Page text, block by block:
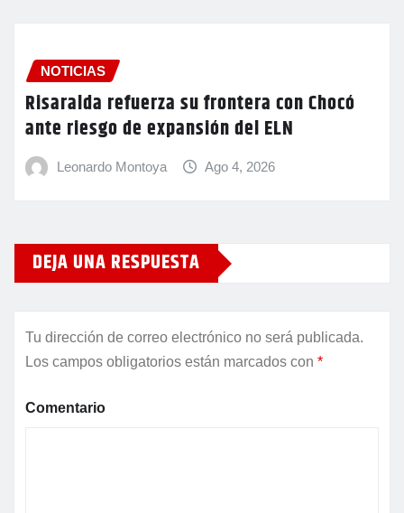
NOTICIAS
Risaralda refuerza su frontera con Chocó
ante riesgo de expansión del ELN
Leonardo Montoya Ago 4, 2026
DEJA UNA RESPUESTA
Tu dirección de correo electrónico no será publicada.
Los campos obligatorios están marcados con *
Comentario